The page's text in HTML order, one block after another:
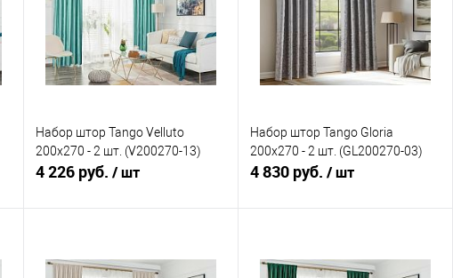
В избранное
В наличии
В избранное
В наличии
Набор штор Tango Velluto
200x270 - 2 шт. (V200270-13)
4 226 руб. / шт
Набор штор Tango Gloria
200x270 - 2 шт. (GL200270-03)
4 830 руб. / шт